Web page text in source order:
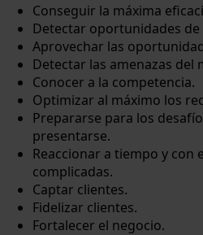
Conseguir la máxima
Detectar oportunidades de
Aprovechar las
Detectar las amenazas del
Conocer a la competencia.
Optimizar al máximo los
Prepararse para los
presentarse.
Reaccionar a tiempo y con
complicadas.
Captar clientes.
Fidelizar clientes.
Fortalecer el negocio.